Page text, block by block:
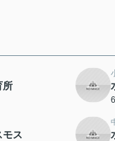
所
モス